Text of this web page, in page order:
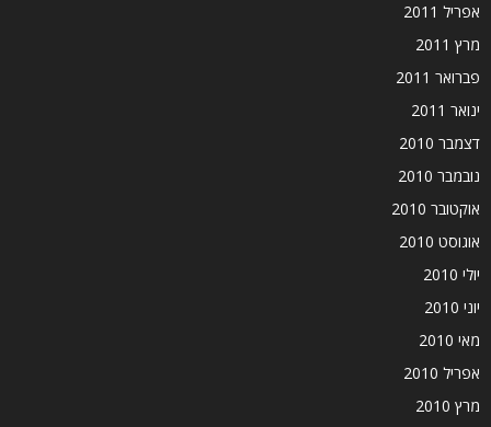
אפריל 2011
מרץ 2011
פברואר 2011
ינואר 2011
דצמבר 2010
נובמבר 2010
אוקטובר 2010
אוגוסט 2010
יולי 2010
יוני 2010
מאי 2010
אפריל 2010
מרץ 2010